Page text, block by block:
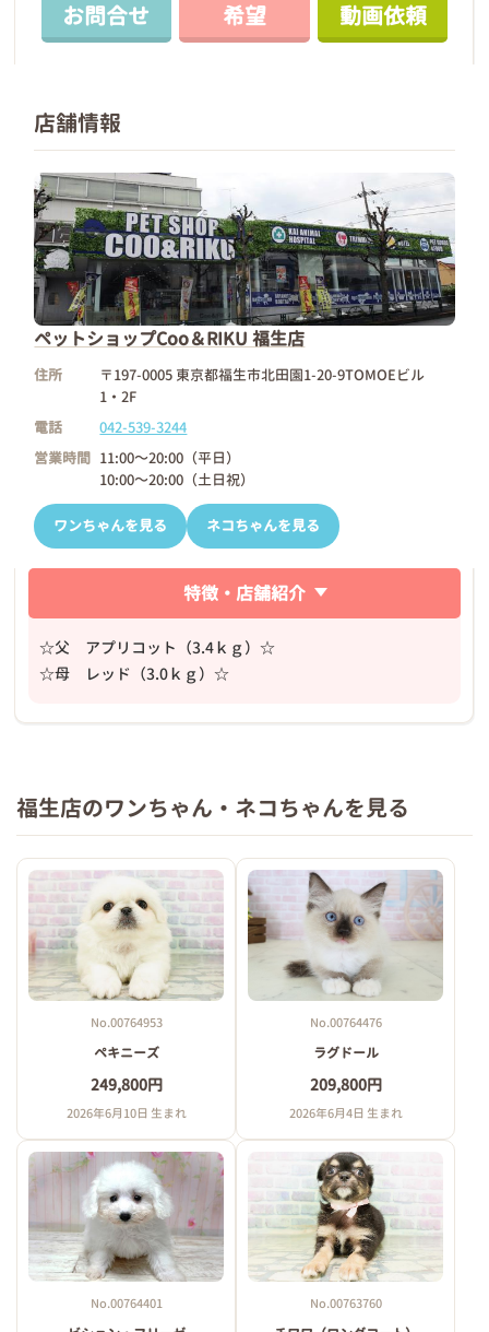
お問合せ
希望
動画依頼
店舗情報
ペットショップCoo＆RIKU 福生店
住所
〒197-0005 東京都福生市北田園1-20-9TOMOEビル
1・2F
電話
042-539-3244
営業時間 11:00～20:00（平日）
10:00～20:00（土日祝）
ワンちゃんを見る ネコちゃんを見る
特徴・店舗紹介
☆父 アプリコット（3.4ｋｇ）☆
☆母 レッド（3.0ｋｇ）☆
福生店のワンちゃん・ネコちゃんを見る
No.00764953
ペキニーズ
249,800円
2026年6月10日 生まれ
No.00764476
ラグドール
209,800円
2026年6月4日 生まれ
No.00764401 No.00763760